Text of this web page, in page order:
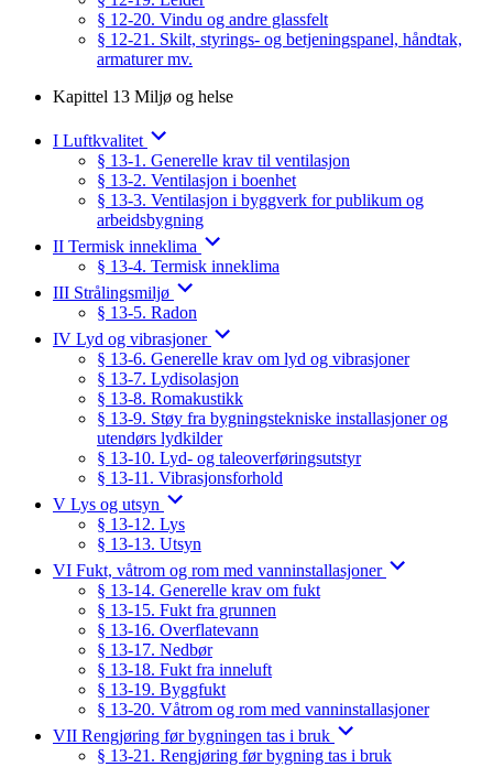
§ 12-20. Vindu og andre glassfelt
§ 12-21. Skilt, styrings- og betjeningspanel, håndtak,
armaturer mv.
Kapittel 13 Miljø og helse
I Luftkvalitet
§ 13-1. Generelle krav til ventilasjon
§ 13-2. Ventilasjon i boenhet
§ 13-3. Ventilasjon i byggverk for publikum og
arbeidsbygning
II Termisk inneklima
§ 13-4. Termisk inneklima
III Strålingsmiljø
§ 13-5. Radon
IV Lyd og vibrasjoner
§ 13-6. Generelle krav om lyd og vibrasjoner
§ 13-7. Lydisolasjon
§ 13-8. Romakustikk
§ 13-9. Støy fra bygningstekniske installasjoner og
utendørs lydkilder
§ 13-10. Lyd- og taleoverføringsutstyr
§ 13-11. Vibrasjonsforhold
V Lys og utsyn
§ 13-12. Lys
§ 13-13. Utsyn
VI Fukt, våtrom og rom med vanninstallasjoner
§ 13-14. Generelle krav om fukt
§ 13-15. Fukt fra grunnen
§ 13-16. Overflatevann
§ 13-17. Nedbør
§ 13-18. Fukt fra inneluft
§ 13-19. Byggfukt
§ 13-20. Våtrom og rom med vanninstallasjoner
VII Rengjøring før bygningen tas i bruk
§ 13-21. Rengjøring før bygning tas i bruk